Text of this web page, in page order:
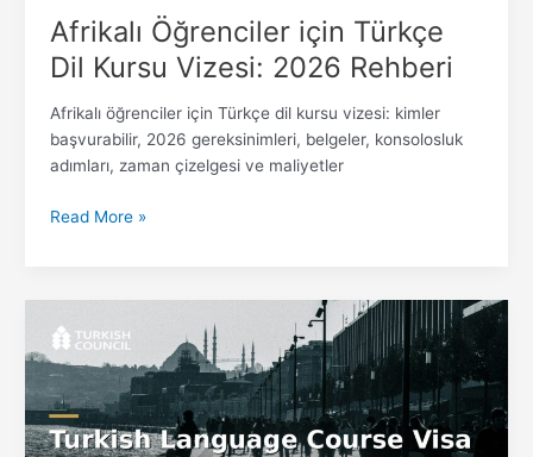
Afrikalı Öğrenciler için Türkçe
Dil Kursu Vizesi: 2026 Rehberi
Afrikalı öğrenciler için Türkçe dil kursu vizesi: kimler
başvurabilir, 2026 gereksinimleri, belgeler, konsolosluk
adımları, zaman çizelgesi ve maliyetler
Read More »
Öğrenciler
İçin
Türkçe
Dil
Kursu